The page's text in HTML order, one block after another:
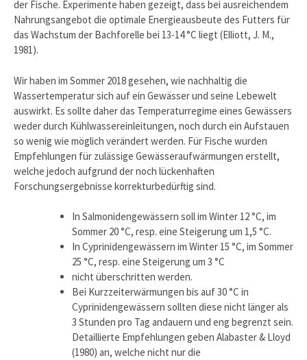
der Fische. Experimente haben gezeigt, dass bei ausreichendem
Nahrungsangebot die optimale Energieausbeute des Futters für
das Wachstum der Bachforelle bei 13-14 °C liegt (Elliott, J. M.,
1981).
Wir haben im Sommer 2018 gesehen, wie nachhaltig die
Wassertemperatur sich auf ein Gewässer und seine Lebewelt
auswirkt. Es sollte daher das Temperaturregime eines Gewässers
weder durch Kühlwassereinleitungen, noch durch ein Aufstauen
so wenig wie möglich verändert werden. Für Fische wurden
Empfehlungen für zulässige Gewässeraufwärmungen erstellt,
welche jedoch aufgrund der noch lückenhaften
Forschungsergebnisse korrekturbedürftig sind.
In Salmonidengewässern soll im Winter 12 °C, im
Sommer 20 °C, resp. eine Steigerung um 1,5 °C.
In Cyprinidengewässern im Winter 15 °C, im Sommer
25 °C, resp. eine Steigerung um 3 °C
nicht überschritten werden.
Bei Kurzzeiterwärmungen bis auf 30 °C in
Cyprinidengewässern sollten diese nicht länger als
3 Stunden pro Tag andauern und eng begrenzt sein.
Detaillierte Empfehlungen geben Alabaster & Lloyd
(1980) an, welche nicht nur die